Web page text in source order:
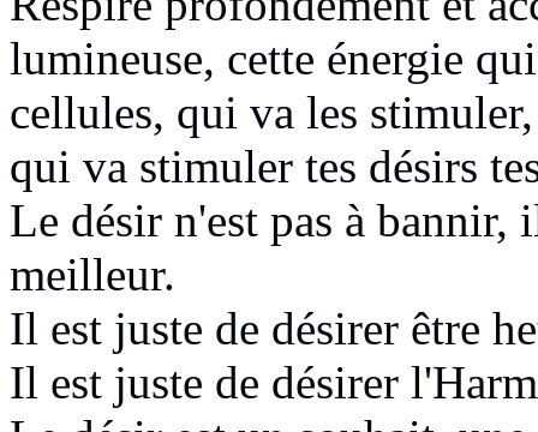
lumineuse, cette énergie
cellules, qui va les
qui va stimuler tes désirs
Le désir n'est pas à bannir,
meilleur.
Il est juste de désirer être
Il est juste de désirer